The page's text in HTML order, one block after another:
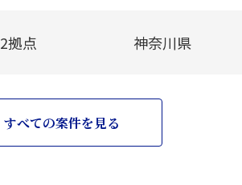
拠点 神奈川県
すべての案件を見る